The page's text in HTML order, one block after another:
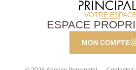
VOTRE ESPACE
ESPACE
MON COMPTE